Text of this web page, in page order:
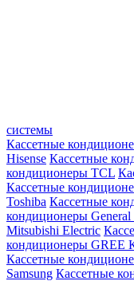
системы
Кассетные
Hisense Кассетные
кондиционеры TCL
Кассетные
Toshiba Кассетные
кондиционеры General
Mitsubishi Electric
кондиционеры GREE
Кассетные
Samsung Кассетные